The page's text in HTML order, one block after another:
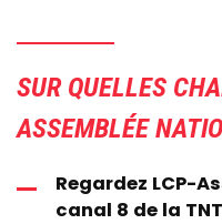
SUR QUELLES
ASSEMBLÉE
Regardez LCP-
canal 8 de la